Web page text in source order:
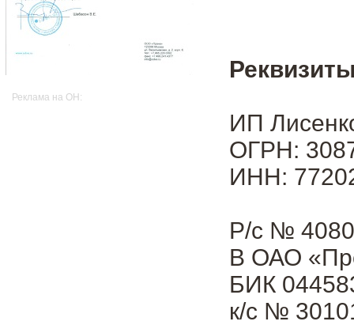
Реклама на OH:
ИП
ОГРН:
ИНН:
Р/с №
В ОАО
БИК
к/с №